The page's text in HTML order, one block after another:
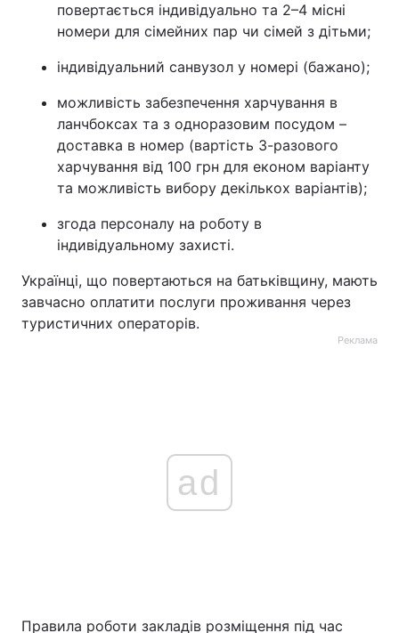
повертається індивідуально та 2–4 місні
номери для сімейних пар чи сімей з дітьми;
індивідуальний санвузол у номері (бажано);
можливість забезпечення харчування в
ланчбоксах та з одноразовим посудом –
доставка в номер (вартість 3-разового
харчування від 100 грн для економ варіанту
та можливість вибору декількох варіантів);
згода персоналу на роботу в
індивідуальному захисті.
Українці, що повертаються на батьківщину, мають
завчасно оплатити послуги проживання через
туристичних операторів.
Реклама
ad
Правила роботи закладів розміщення під час